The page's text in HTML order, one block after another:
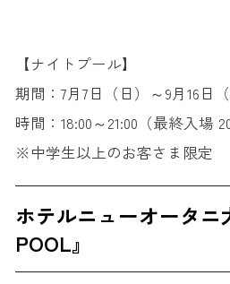
【ナイトプール】
期間：7月7日（日）～9月16日（
時間：18:00～21:00（最終入場
※中学生以上のお客さま限定
ホテルニューオータニ
POOL』